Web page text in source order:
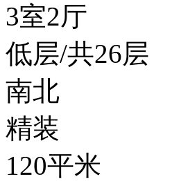
3室2厅
低层/共26层
南北
精装
120平米